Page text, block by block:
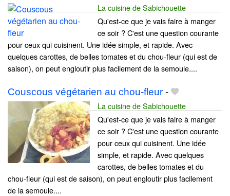
La cuisine de Sabichouette
Qu'est-ce que je vais faire à manger
ce soir ? C'est une question courante
pour ceux qui cuisinent. Une idée simple, et rapide. Avec
quelques carottes, de belles tomates et du chou-fleur (qui est de
saison), on peut engloutir plus facilement de la semoule....
Couscous végétarien au chou-fleur -
La cuisine de Sabichouette
Qu'est-ce que je vais faire à manger
ce soir ? C'est une question courante
pour ceux qui cuisinent. Une idée
simple, et rapide. Avec quelques
carottes, de belles tomates et du
chou-fleur (qui est de saison), on peut engloutir plus facilement
de la semoule....